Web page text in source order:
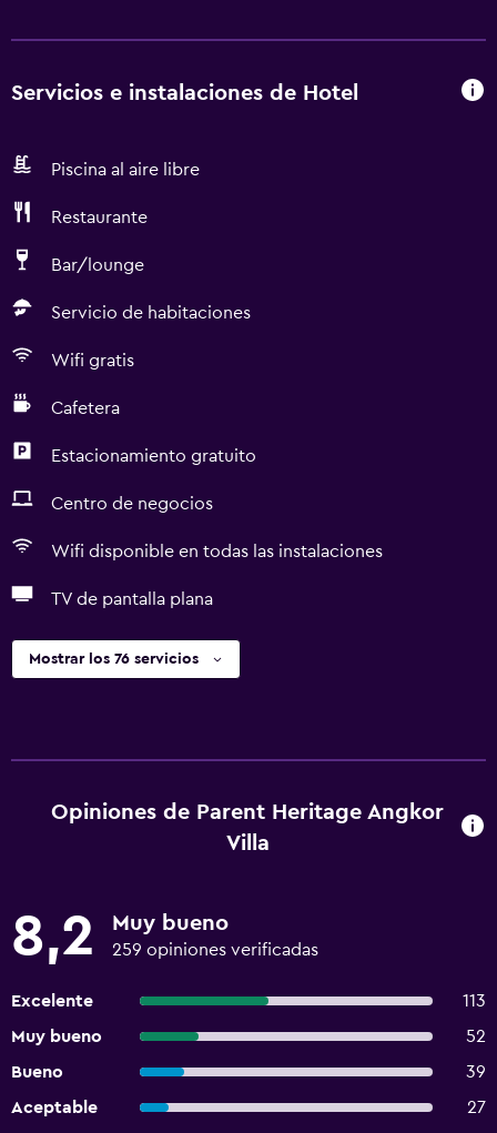
Servicios e instalaciones de Hotel
Piscina al aire libre
Restaurante
Bar/lounge
Servicio de habitaciones
Wifi gratis
Cafetera
Estacionamiento gratuito
Centro de negocios
Wifi disponible en todas las instalaciones
TV de pantalla plana
Mostrar los 76 servicios
Opiniones de Parent Heritage Angkor
Villa
8,2 Muy bueno
259 opiniones verificadas
Excelente
113
Muy bueno
52
Bueno
39
Aceptable
27